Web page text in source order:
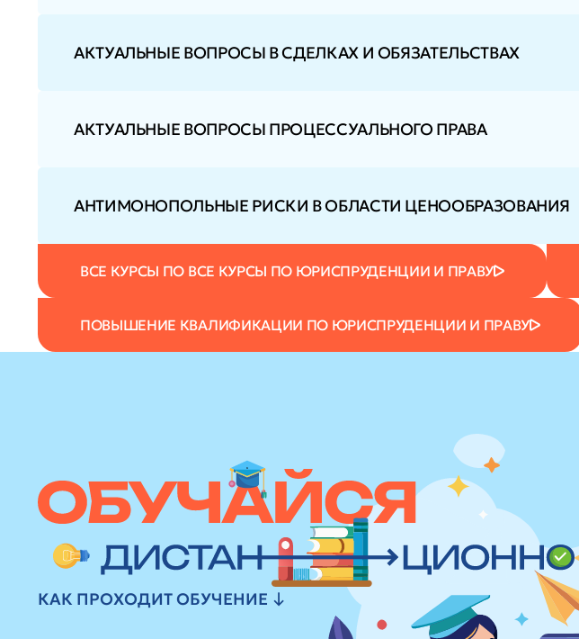
АКТУАЛЬНЫЕ ВОПРОСЫ В СДЕЛКАХ И ОБЯЗАТЕЛЬСТВАХ
АКТУАЛЬНЫЕ ВОПРОСЫ ПРОЦЕССУАЛЬНОГО ПРАВА
АНТИМОНОПОЛЬНЫЕ РИСКИ В ОБЛАСТИ ЦЕНООБРАЗОВАНИЯ
ВСЕ КУРСЫ ПО ВСЕ КУРСЫ ПО ЮРИСПРУДЕНЦИИ И ПРАВУ
ПОВЫШЕНИЕ КВАЛИФИКАЦИИ ПО ЮРИСПРУДЕНЦИИ И ПРАВУ
КАК ПРОХОДИТ ОБУЧЕНИЕ ↓